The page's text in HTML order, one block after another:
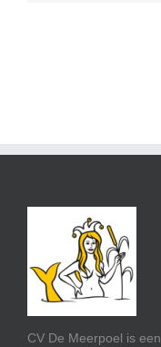
CV De Meerpoel is